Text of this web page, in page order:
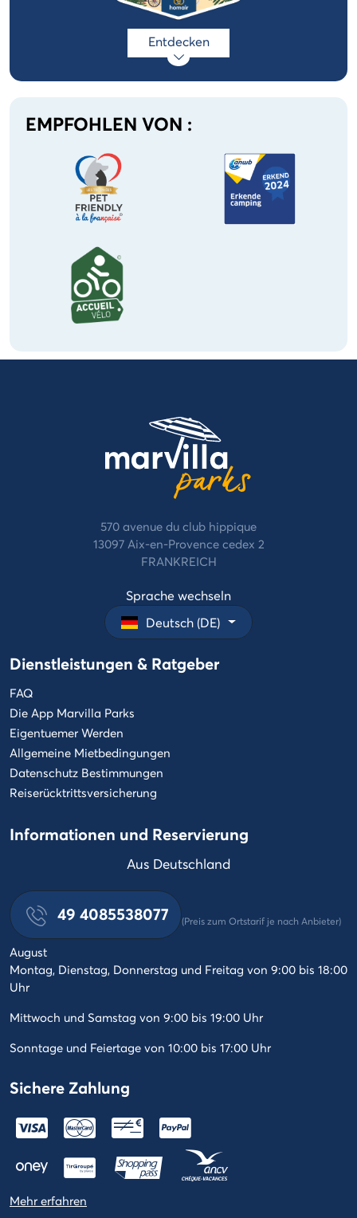
Entdecken
EMPFOHLEN VON :
570 avenue du club hippique
13097 Aix-en-Provence cedex 2
FRANKREICH
Sprache wechseln
Deutsch (DE)
Dienstleistungen & Ratgeber
FAQ
Die App Marvilla Parks
Eigentuemer Werden
Allgemeine Mietbedingungen
Datenschutz Bestimmungen
Reiserücktrittsversicherung
Informationen und Reservierung
Aus Deutschland
49 4085538077 (Preis zum Ortstarif je nach Anbieter)
August
Montag, Dienstag, Donnerstag und Freitag von 9:00 bis 18:00
Uhr
Mittwoch und Samstag von 9:00 bis 19:00 Uhr
Sonntage und Feiertage von 10:00 bis 17:00 Uhr
Sichere Zahlung
Mehr erfahren